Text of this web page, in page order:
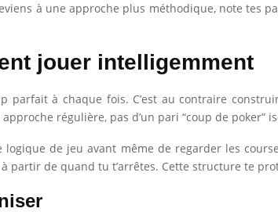
à une approche plus méthodique, note tes
jouer intelligemment
parfait à chaque fois. C’est au contraire
régulière, pas d’un pari “coup de poker”
de jeu avant même de regarder les
de quand tu t’arrêtes. Cette structure te